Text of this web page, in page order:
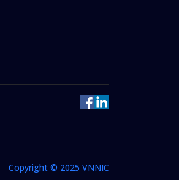
Copyright © 2025 VNNIC